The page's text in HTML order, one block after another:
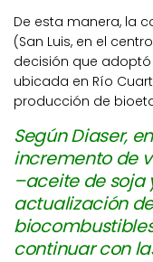
De esta manera, la
(San Luis, en el
decisión que
ubicada en Río
producción de
Según Diaser,
incremento de
–aceite de soja
actualización
continuar con